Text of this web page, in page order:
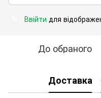
Ввійти для
До обраного
Доставка